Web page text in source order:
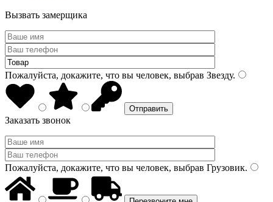
Вызвать замерщика
Пожалуйста, докажите, что вы человек, выбрав Звезду.
Заказать звонок
Пожалуйста, докажите, что вы человек, выбрав Грузовик.